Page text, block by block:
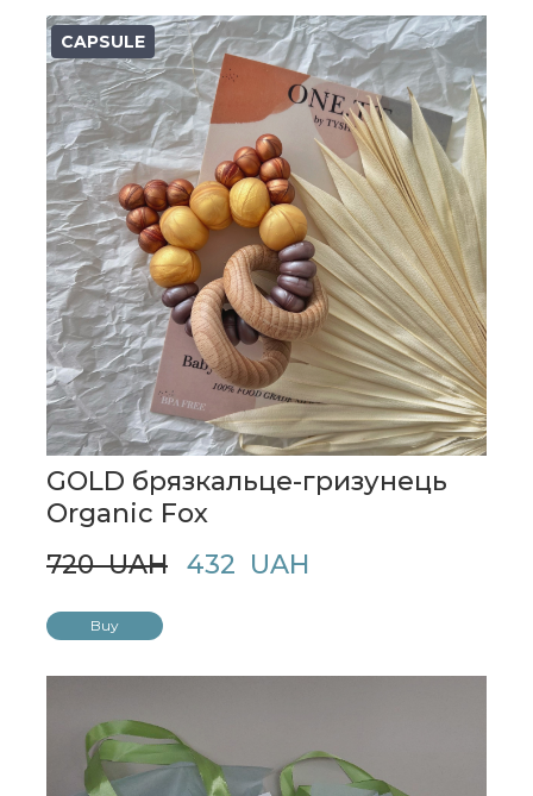
CAPSULE
GOLD брязкальце-гризунець
Organic Fox
720  UAH 432  UAH
Buy